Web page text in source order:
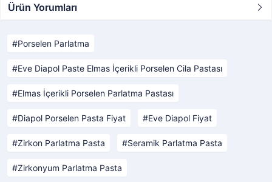
Ürün Yorumları
Porselen Parlatma
Eve Diapol Paste Elmas İçerikli Porselen Cila Pastası
Elmas İçerikli Porselen Parlatma Pastası
Diapol Porselen Pasta Fiyat Eve Diapol Fiyat
Zirkon Parlatma Pasta Seramik Parlatma Pasta
Zirkonyum Parlatma Pasta